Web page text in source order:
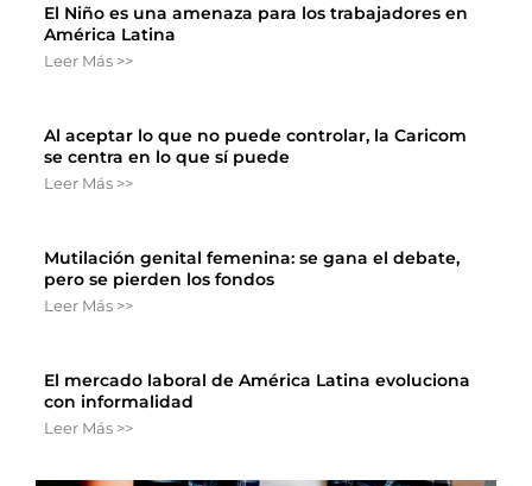
El Niño es una amenaza para los trabajadores en
América Latina
Leer Más >>
Al aceptar lo que no puede controlar, la Caricom
se centra en lo que sí puede
Leer Más >>
Mutilación genital femenina: se gana el debate,
pero se pierden los fondos
Leer Más >>
El mercado laboral de América Latina evoluciona
con informalidad
Leer Más >>